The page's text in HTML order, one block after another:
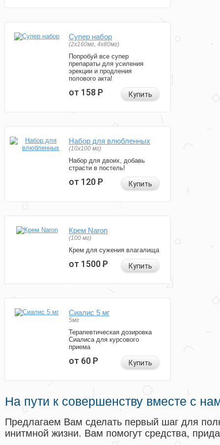
Супер набор
(2х160мг, 4х80мг)
Попробуй все супер
препараты для усиления
эрекции и продления
полового акта!
от 158Р Купить
Набор для влюбленных
(10х100 мг)
Набор для двоих, добавь
страсти в постель!
от 120Р Купить
Крем Naron
(100 мг)
Крем для сужения влагалища
от 1500Р Купить
Сиалис 5 мг
5мг
Терапевтическая дозировка
Сиалиса для курсового
приема
от 60Р Купить
На пути к совершенству вместе с
Предлагаем Вам сделать первый шаг для
инитмной жизни. Вам помогут средства,